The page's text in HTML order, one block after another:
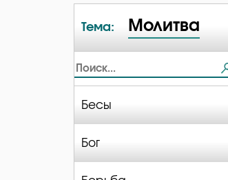
Тема: Молитва
Бесы
Бог